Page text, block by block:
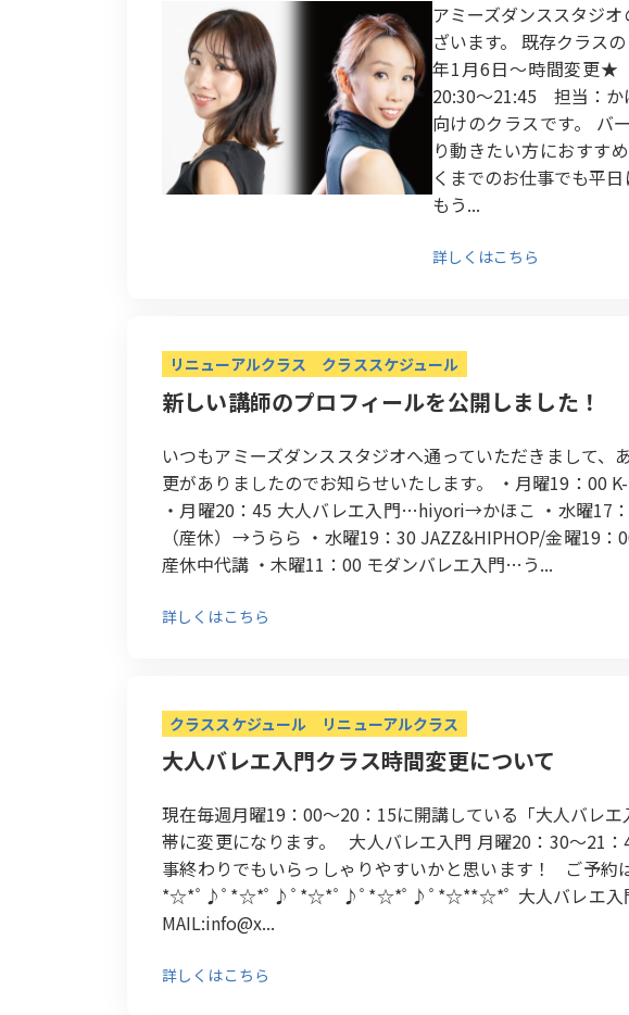
アミーズダンススタジ
ざいます。 既存クラス
年1月6日～時間変更★
20:30～21:45 担当：か
向けのクラスです。 バ
り動きたい方におすす
くまでのお仕事でも平
もう...
詳しくはこちら
リニューアルクラス クラススケジュール
新しい講師のプロフィールを公開しました！
いつもアミーズダンススタジオへ通っていただきまして
更がありましたのでお知らせいたします。 ・月曜19：00
・月曜20：45 大人バレエ入門…hiyori→かほこ ・水曜17
（産休）→うらら ・水曜19：30 JAZZ&HIPHOP/金曜19
産休中代講 ・木曜11：00 モダンバレエ入門…う...
詳しくはこちら
クラススケジュール リニューアルクラス
大人バレエ入門クラス時間変更について
現在毎週月曜19：00～20：15に開講している「大人バレ
帯に変更になります。 大人バレエ入門 月曜20：30～21
事終わりでもいらっしゃりやすいかと思います！ ご予
*☆*ﾟ♪ﾟ*☆*ﾟ♪ﾟ*☆*ﾟ♪ﾟ*☆*ﾟ♪ﾟ*☆**☆*ﾟ 大人バレエ入門
MAIL:info@x...
詳しくはこちら